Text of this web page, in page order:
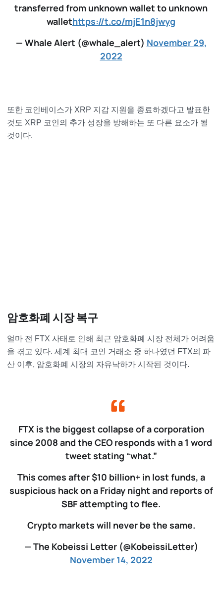
transferred from unknown wallet to unknown
wallethttps://t.co/mjE1n8jwyg
— Whale Alert (@whale_alert) November 29,
2022
또한 코인베이스가 XRP 지갑 지원을 종료하겠다고 발표한
것도 XRP 코인의 추가 성장을 방해하는 또 다른 요소가 될
것이다.
암호화폐 시장 복구
얼마 전 FTX 사태로 인해 최근 암호화폐 시장 전체가 어려움
을 겪고 있다. 세계 최대 코인 거래소 중 하나였던 FTX의 파
산 이후, 암호화폐 시장의 자유낙하가 시작된 것이다.
FTX is the biggest collapse of a corporation
since 2008 and the CEO responds with a 1 word
tweet stating “what.”
This comes after $10 billion+ in lost funds, a
suspicious hack on a Friday night and reports of
SBF attempting to flee.
Crypto markets will never be the same.
— The Kobeissi Letter (@KobeissiLetter)
November 14, 2022